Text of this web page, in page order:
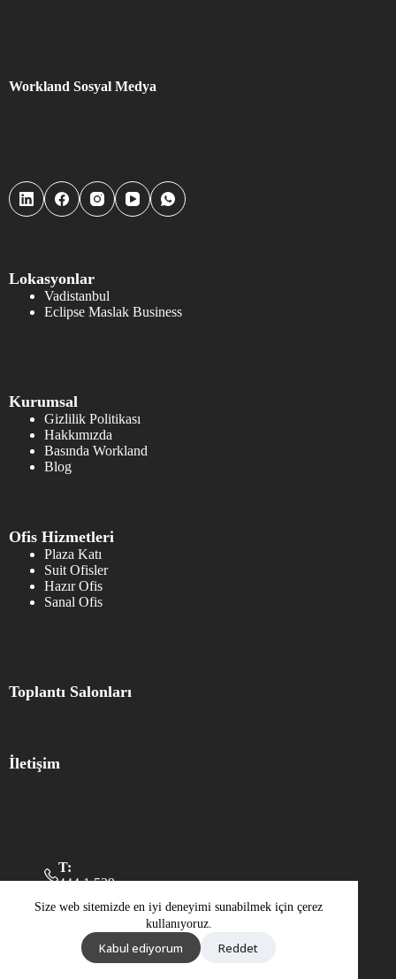
Size web sitemizde en iyi deneyimi sunabilmek için çerez
kullanıyoruz.
Kabul ediyorum Reddet
Workland Sosyal Medya
Lokasyonlar
Vadistanbul
Eclipse Maslak Business
Kurumsal
Gizlilik Politikası
Hakkımızda
Basında Workland
Blog
Ofis Hizmetleri
Plaza Katı
Suit Ofisler
Hazır Ofis
Sanal Ofis
Toplantı Salonları
İletişim
T:
444 1 539
M:
+90 533 051 4624
Pazartesi – Cuma
09:00 - 18:00